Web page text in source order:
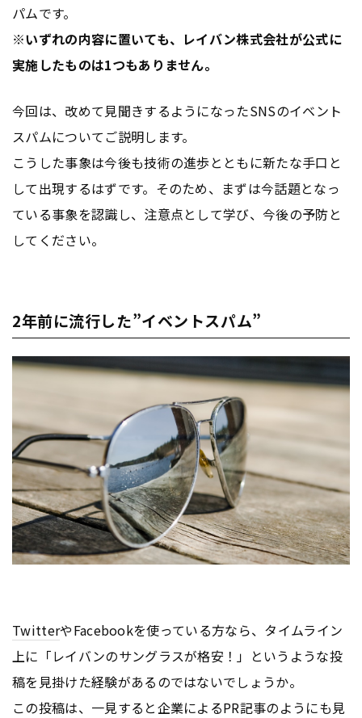
パムです。
※いずれの内容に置いても、レイバン株式会社が公式に
実施したものは1つもありません。
今回は、改めて見聞きするようになったSNSのイベント
スパムについてご説明します。
こうした事象は今後も技術の進歩とともに新たな手口と
して出現するはずです。そのため、まずは今話題となっ
ている事象を認識し、注意点として学び、今後の予防と
してください。
2年前に流行した”イベントスパム”
TwitterやFacebookを使っている方なら、タイムライン
上に「レイバンのサングラスが格安！」というような投
稿を見掛けた経験があるのではないでしょうか。
この投稿は、一見すると企業によるPR記事のようにも見